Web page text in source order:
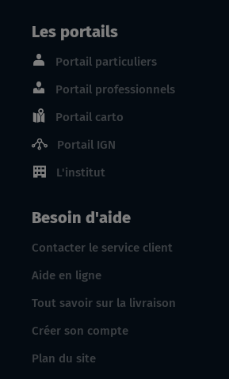
Les portails
Portail particuliers
Portail professionnels
Portail carto
Portail IGN
L'institut
Besoin d'aide
Contacter le service client
Aide en ligne
Tout savoir sur la livraison
Créer son compte
Plan du site